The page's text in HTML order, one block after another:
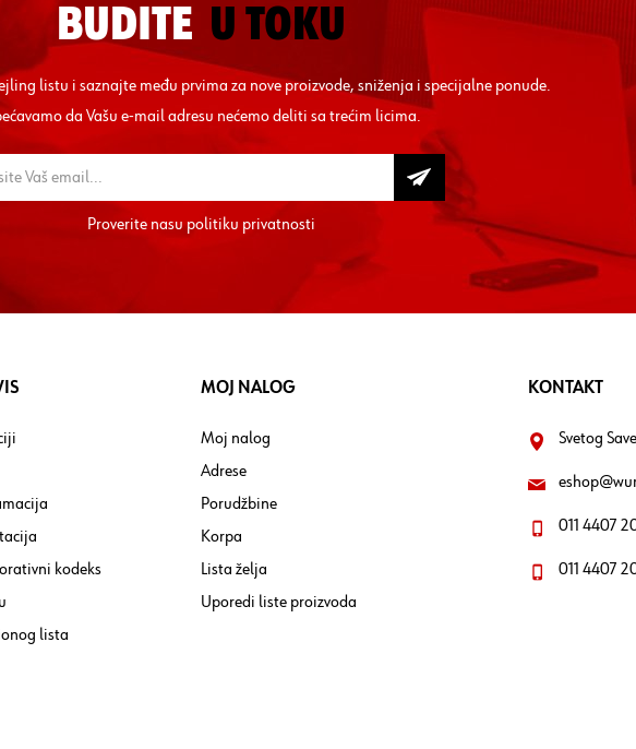
BUDITE U TOKU
listu i saznajte među prvima za nove proizvode, sniženja i specijalne ponude.
da Vašu e-mail adresu nećemo deliti sa trećim licima.
Proverite nasupolitiku privatnosti
kodeks
lista
MOJ NALOG
Moj nalog
Adrese
Porudžbine
Korpa
Lista želja
Uporedi liste proizvoda
KONTAKT
Svetog
011 4407
011 4407